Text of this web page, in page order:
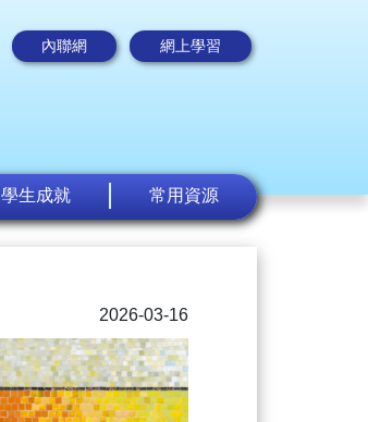
內聯網 網上學習
學生成就 常用資源
2026-03-16